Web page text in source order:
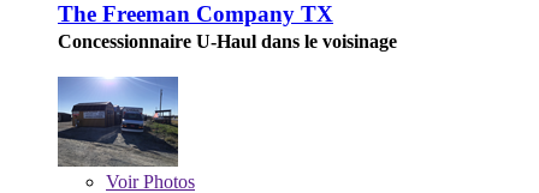
The Freeman Company TX
Concessionnaire U-Haul dans le voisinage
VoirPhotos